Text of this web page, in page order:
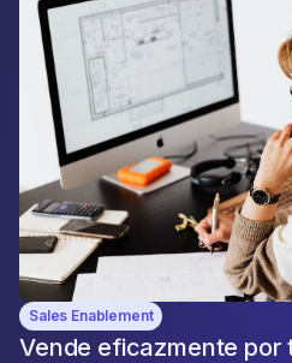
Sales Enablement
Vende eficazmente por